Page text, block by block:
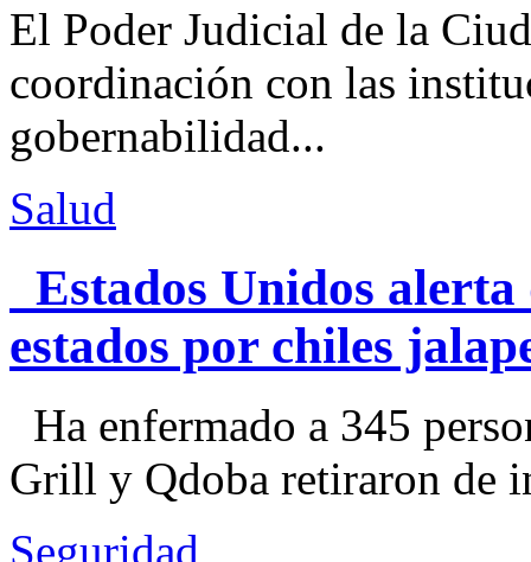
El Poder Judicial de la
coordinación con las
gobernabilidad...
Salud
Estados Unidos alerta
estados por chiles
Ha enfermado a 345
Grill y Qdoba retiraron de
Seguridad